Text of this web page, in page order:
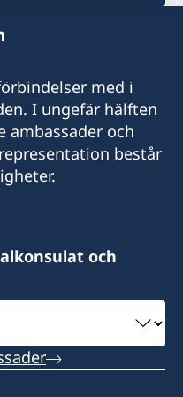
Suite 6-
genom
av konsulär avgift
Republiken
med i
I ungefär hälften
ambassader och
består
och